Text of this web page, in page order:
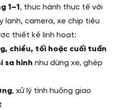
1–1, thực hành thực tế với
lạnh, camera, xe chip tiêu
thiết kế linh hoạt:
chiều, tối hoặc cuối tuần
sa hình như dừng xe, ghép
, xử lý tình huống giao